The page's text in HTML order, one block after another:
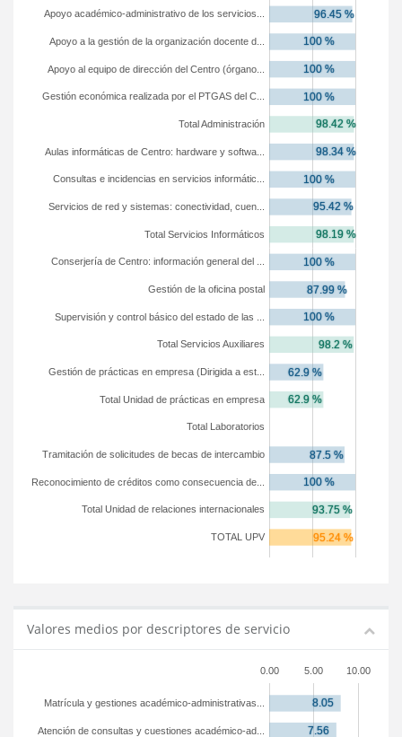
TOTAL UPV
Total Unidad de relaciones internacionales
Reconocimiento de créditos como consecuencia de...
Tramitación de solicitudes de becas de intercambio
Total Laboratorios
Total Unidad de prácticas en empresa
Gestión de prácticas en empresa (Dirigida a est...
Total Servicios Auxiliares
Supervisión y control básico del estado de las ...
Gestión de la oficina postal
Conserjería de Centro: información general del ...
Total Servicios Informáticos
Servicios de red y sistemas: conectividad, cuen...
Consultas e incidencias en servicios informátic...
Aulas informáticas de Centro: hardware y softwa...
Total Administración
Gestión económica realizada por el PTGAS del C...
Apoyo al equipo de dirección del Centro (órgano...
Apoyo a la gestión de la organización docente d...
Apoyo académico-administrativo de los servicios...
Valores medios por descriptores de servicio
0.00 5.00 10.00
Atención de consultas y cuestiones académico-ad...
Matrícula y gestiones académico-administrativas...